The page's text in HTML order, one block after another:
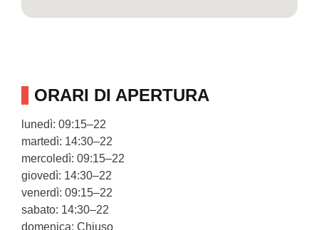
ORARI DI APERTURA
lunedì: 09:15–22
martedì: 14:30–22
mercoledì: 09:15–22
giovedì: 14:30–22
venerdì: 09:15–22
sabato: 14:30–22
domenica: Chiuso